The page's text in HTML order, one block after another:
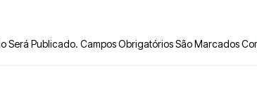
Será Publicado. Campos Obrigatórios São Marcados